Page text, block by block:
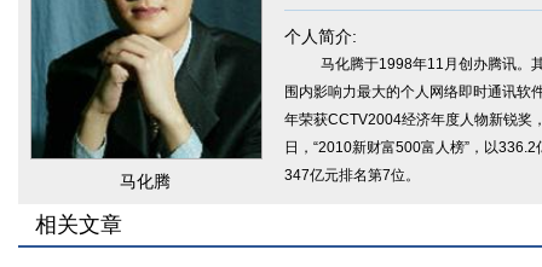
马化腾
个人简介:
马化腾于1998年11月创办腾讯。
围内影响力最大的个人网络即时通讯软
年荣获CCTV2004经济年度人物新锐奖
日，“2010新财富500富人榜”，以
347亿元排名第7位。
相关文章